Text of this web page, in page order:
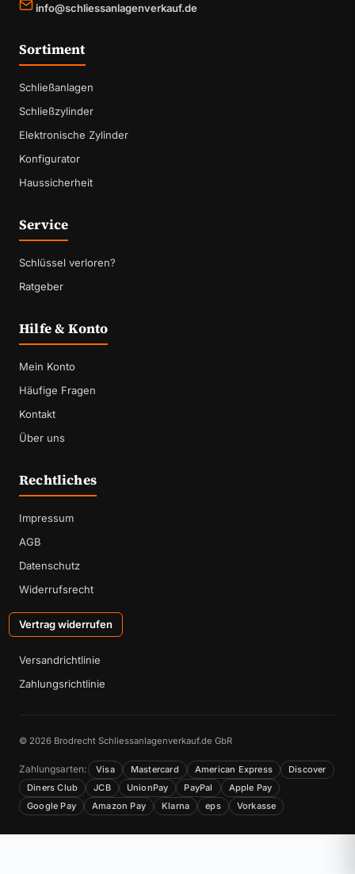
info@schliessanlagenverkauf.de
Sortiment
Schließanlagen
Schließzylinder
Elektronische Zylinder
Konfigurator
Haussicherheit
Service
Schlüssel verloren?
Ratgeber
Hilfe & Konto
Mein Konto
Häufige Fragen
Kontakt
Über uns
Rechtliches
Impressum
AGB
Datenschutz
Widerrufsrecht
Vertrag widerrufen
Versandrichtlinie
Zahlungsrichtlinie
© 2026 Brodrecht Schliessanlagenverkauf.de GbR
Zahlungsarten: Visa Mastercard American Express
Discover
Diners Club
JCB UnionPay PayPal
Apple Pay
Google Pay
Amazon Pay Klarna eps Vorkasse